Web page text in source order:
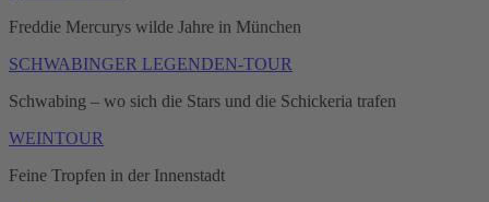
Freddie Mercurys wilde Jahre in München
SCHWABINGER LEGENDEN-TOUR
Schwabing – wo sich die Stars und die Schickeria trafen
WEINTOUR
Feine Tropfen in der Innenstadt